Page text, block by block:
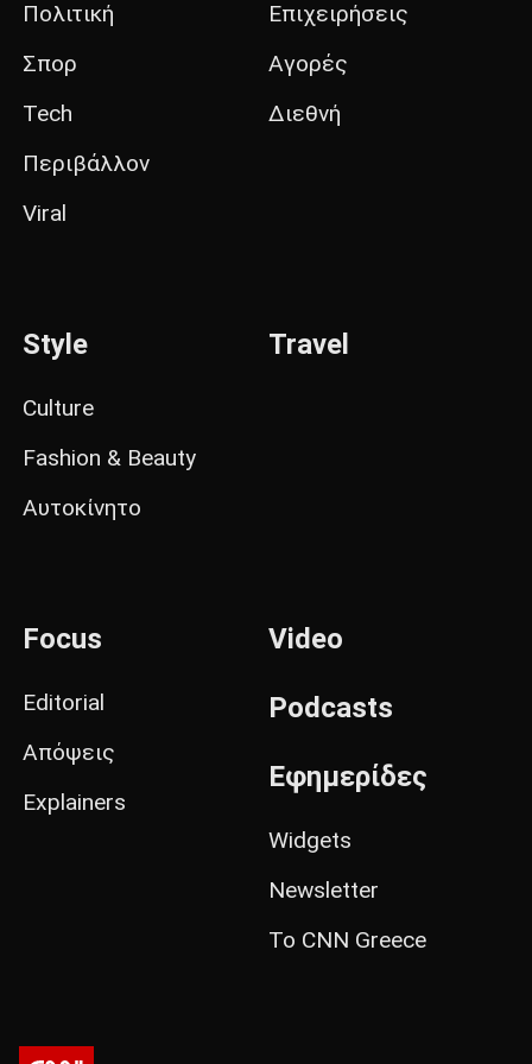
Πολιτική
Σπορ
Tech
Περιβάλλον
Viral
Επιχειρήσεις
Αγορές
Διεθνή
Style
Culture
Fashion & Beauty
Αυτοκίνητο
Travel
Focus
Editorial
Απόψεις
Explainers
Video
Podcasts
Εφημερίδες
Widgets
Newsletter
Το CNN Greece